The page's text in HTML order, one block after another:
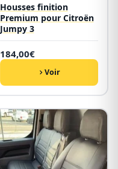
Housses finition
Premium pour Citroën
Jumpy 3
184,00€
Voir